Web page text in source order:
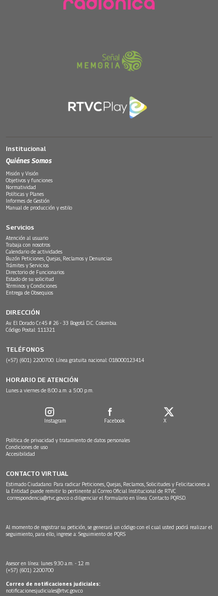
Institucional
Quiénes Somos
Misión y Visión
Objetivos y funciones
Normatividad
Políticas y Planes
Informes de Gestión
Manual de producción y estilo
Servicios
Atención al usuario
Trabaja con nosotros
Calendario de actividades
Buzón Peticiones, Quejas, Reclamos y Denuncias
Trámites y Servicios
Directorio de Funcionarios
Estado de su solicitud
Términos y Condiciones
Entrega de Obsequios
DIRECCIÓN
Av. El Dorado Cr.45 # 26 - 33 Bogotá D.C. Colombia.
Código Postal: 111321
TELÉFONOS
(+57) (601) 2200700. Línea gratuita nacional: 018000123414
HORARIO DE ATENCIÓN
Lunes a viernes de 8:00 a.m. a 5:00 p.m.
Instagram Facebook X
Política de privacidad y tratamiento de datos personales
Condiciones de uso
Accesibilidad
CONTACTO VIRTUAL
Estimado Ciudadano: Para radicar Peticiones, Quejas, Reclamos, Solicitudes y Felicitaciones a
la Entidad puede remitir lo pertinente al Correo Oficial Institucional de RTVC
correspondencia@rtvc.gov.co o diligenciar el formulario en línea: Contacto PQRSD.
Al momento de registrar su petición, se generará un código con el cual usted podrá realizar el
seguimiento, para ello, ingrese a: Seguimiento de PQRS
Asesor en línea: lunes 9:30 a.m. - 12 m
(+57) (601) 2200700
Correo de notificaciones judiciales:
notificacionesjudiciales@rtvc.gov.co